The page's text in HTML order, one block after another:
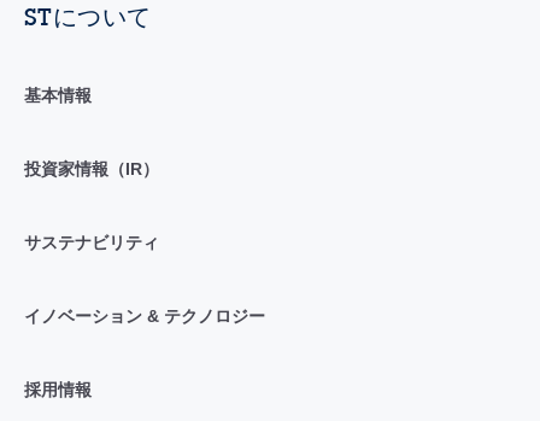
STについて
基本情報
投資家情報（IR）
サステナビリティ
イノベーション & テクノロジー
採用情報